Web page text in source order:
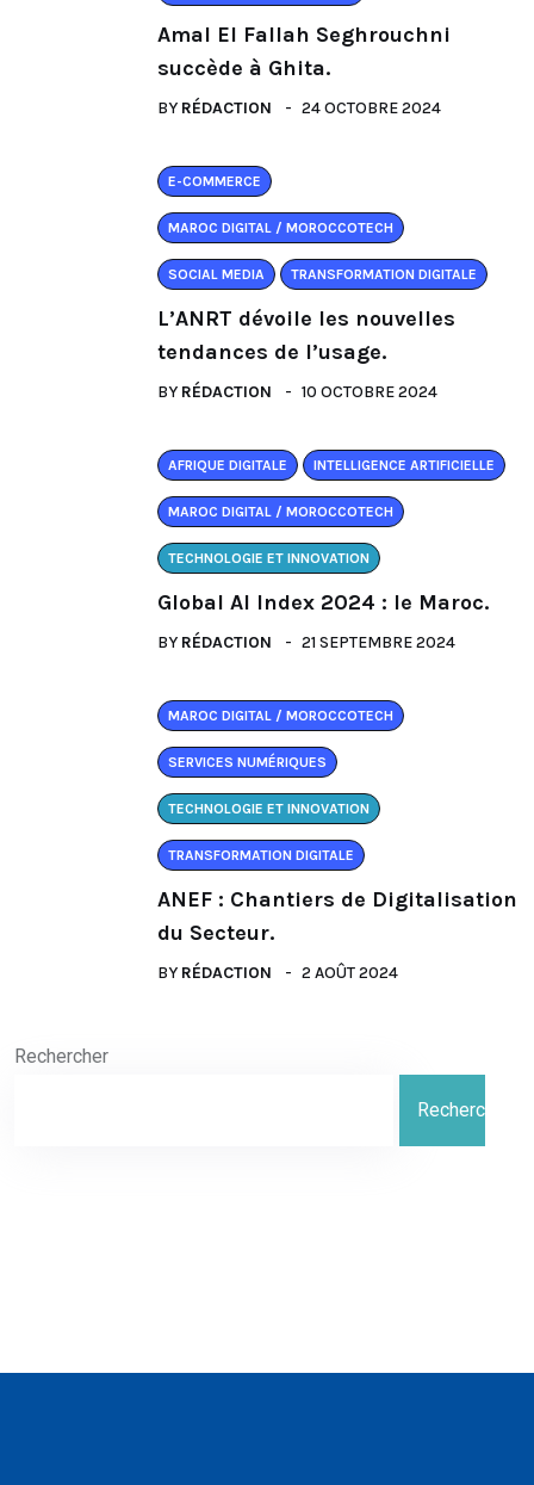
Amal El Fallah Seghrouchni
succède à Ghita.
BY RÉDACTION 24 OCTOBRE 2024
E-COMMERCE
MAROC DIGITAL / MOROCCOTECH
SOCIAL MEDIA TRANSFORMATION DIGITALE
L’ANRT dévoile les nouvelles
tendances de l’usage.
BY RÉDACTION 10 OCTOBRE 2024
AFRIQUE DIGITALE INTELLIGENCE ARTIFICIELLE
MAROC DIGITAL / MOROCCOTECH
TECHNOLOGIE ET INNOVATION
Global AI Index 2024 : le Maroc.
BY RÉDACTION 21 SEPTEMBRE 2024
MAROC DIGITAL / MOROCCOTECH
SERVICES NUMÉRIQUES
TECHNOLOGIE ET INNOVATION
TRANSFORMATION DIGITALE
ANEF : Chantiers de Digitalisation
du Secteur.
BY RÉDACTION 2 AOÛT 2024
Rechercher
Rechercher